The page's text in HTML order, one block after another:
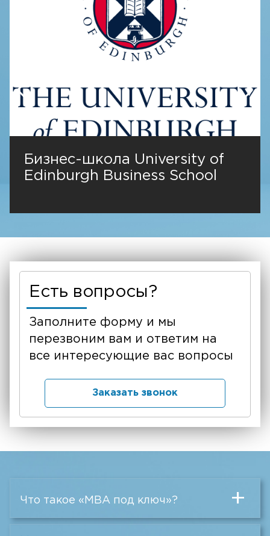
Бизнес-школа University of
Edinburgh Business School
Есть вопросы?
Заполните форму и мы
перезвоним вам и ответим на
все интересующие вас вопросы
Заказать звонок
Что такое «MBA под ключ»? +